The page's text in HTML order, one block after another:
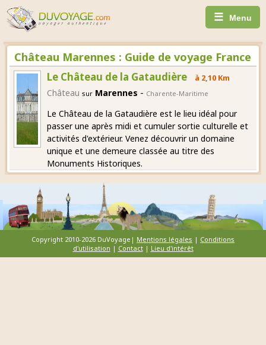
☰ Menu
Château Marennes : Guide de voyage France
Le Château de la Gataudière à 2,10 Km
Château sur Marennes - Charente-Maritime
Le Château de la Gataudière est le lieu idéal pour
passer une après midi et cumuler sortie culturelle et
activités d'extérieur. Venez découvrir un domaine
unique et une demeure classée au titre des
Monuments Historiques.
Copyright 2010-2026 DuVoyage| Mentions légales | Conditions
d'utilisation | Contact| Lieu d'intérêt